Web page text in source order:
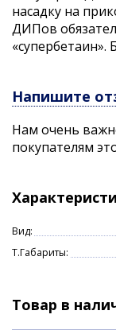
насадку на
ДИПов
«супербетаин».
Напишите
Нам очень
покупателям
Вид:
Т.Габариты:
Товар в